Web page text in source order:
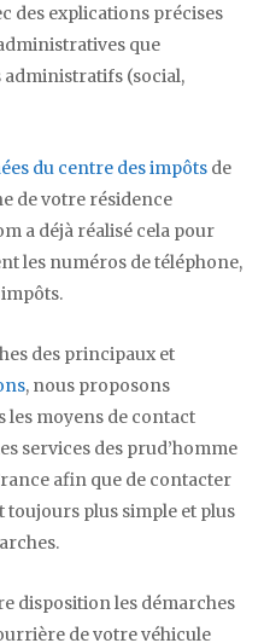
des explications précises
que
administratifs (social,
du centre des impôts de
de votre résidence
a déjà réalisé cela pour
les numéros de téléphone,
des principaux et
, nous proposons
moyens de contact
services des prud’homme
afin que de contacter
plus simple et plus
disposition les démarches
de votre véhicule